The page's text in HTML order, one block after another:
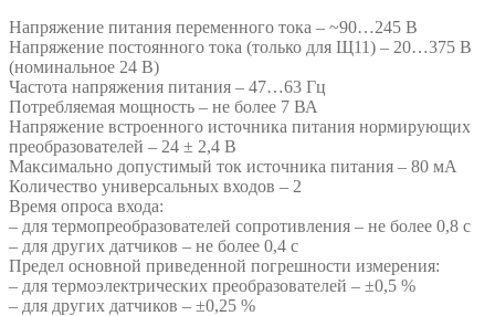
Напряжение питания переменного тока – ~90…245 В
Напряжение постоянного тока (только для Щ11) – 20…375 В
(номинальное 24 В)
Частота напряжения питания – 47…63 Гц
Потребляемая мощность – не более 7 ВА
Напряжение встроенного источника питания нормирующих
преобразователей – 24 ± 2,4 В
Максимально допустимый ток источника питания – 80 мА
Количество универсальных входов – 2
Время опроса входа:
– для термопреобразователей сопротивления – не более 0,8 с
– для других датчиков – не более 0,4 с
Предел основной приведенной погрешности измерения:
– для термоэлектрических преобразователей – ±0,5 %
– для других датчиков – ±0,25 %